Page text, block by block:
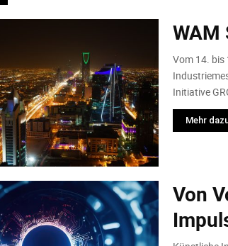
WAM
Vom 14. bis
Initiative
Mehr
Von